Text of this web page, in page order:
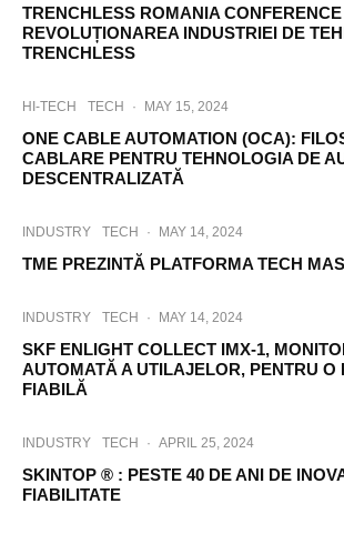
TRENCHLESS ROMANIA
REVOLUȚIONAREA INDUSTRIEI DE
TRENCHLESS
HI-TECH TECH · MAY 15, 2024
ONE CABLE AUTOMATION (OCA):
CABLARE PENTRU TEHNOLOGIA DE
DESCENTRALIZATĂ
INDUSTRY TECH · MAY 14, 2024
TME PREZINTĂ PLATFORMA TECH
INDUSTRY TECH · MAY 14, 2024
SKF ENLIGHT COLLECT IMX-1,
AUTOMATĂ A UTILAJELOR, PENTRU O
FIABILĂ
INDUSTRY TECH · APRIL 25, 2024
SKINTOP ® : PESTE 40 DE ANI DE
FIABILITATE